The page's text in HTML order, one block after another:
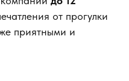
от прогулки
приятными и